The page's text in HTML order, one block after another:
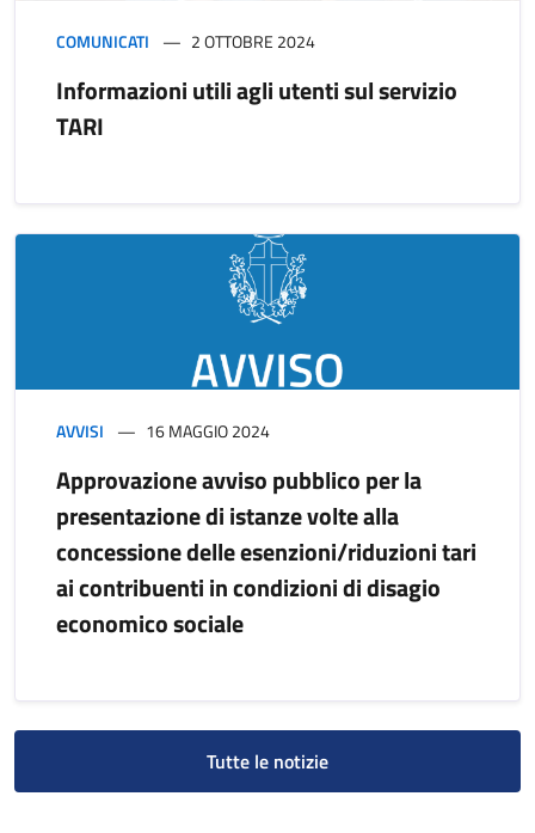
COMUNICATI 2 OTTOBRE 2024
Informazioni utili agli utenti sul servizio
TARI
AVVISI 16 MAGGIO 2024
Approvazione avviso pubblico per la
presentazione di istanze volte alla
concessione delle esenzioni/riduzioni tari
ai contribuenti in condizioni di disagio
economico sociale
Tutte le notizie